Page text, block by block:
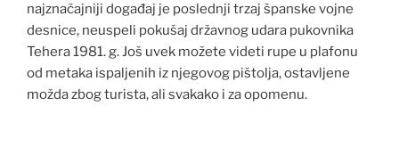
najznačajniji događaj je poslednji trzaj španske vojne
desnice, neuspeli pokušaj državnog udara pukovnika
Tehera 1981. g. Još uvek možete videti rupe u plafonu
od metaka ispaljenih iz njegovog pištolja, ostavljene
možda zbog turista, ali svakako i za opomenu.